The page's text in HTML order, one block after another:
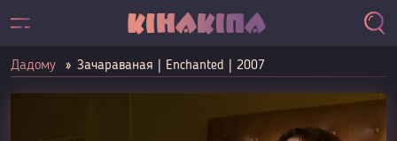
Дадому Зачараваная | Enchanted | 2007